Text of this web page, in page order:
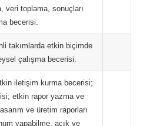
veri toplama, sonuçları
becerisi.
takımlarda etkin biçimde
çalışma becerisi.
iletişim kurma becerisi;
etkin rapor yazma ve
ve üretim raporları
yapabilme, açık ve